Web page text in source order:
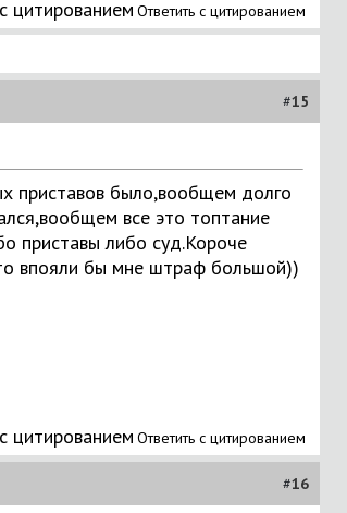
Ответить с цитированием
#15
приставов было,вообщем долго
все это топтание
приставы либо суд.Короче
впояли бы мне штраф большой))
Ответить с цитированием
#16